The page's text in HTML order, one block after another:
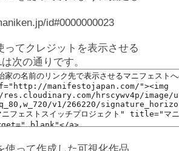
id#0000000023
ってクレジットを表示させる
次の通りです。